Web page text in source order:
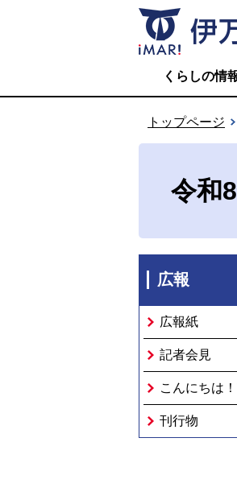
くらしの情
トップページ
令和
広報
広報紙
記者会見
こんにちは
刊行物